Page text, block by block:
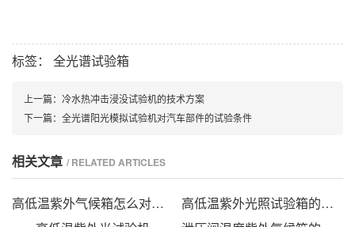
标签： 全光谱试验箱
上一篇： 冷水热冲击浸没试验机的技术方案
下一篇： 全光谱阳光模拟试验机对汽车部件的试验条件
相关文章 / RELATED ARTICLES
高低温紫外气候箱怎么对安全阀做试验
高低温紫外光照试验箱的试验方法